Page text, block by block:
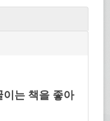
이는 책을 좋아